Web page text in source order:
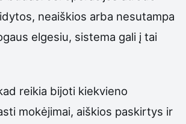
neaiškios arba nesutampa
elgesiu, sistema gali į tai
reikia bijoti kiekvieno
mokėjimai, aiškios paskirtys ir